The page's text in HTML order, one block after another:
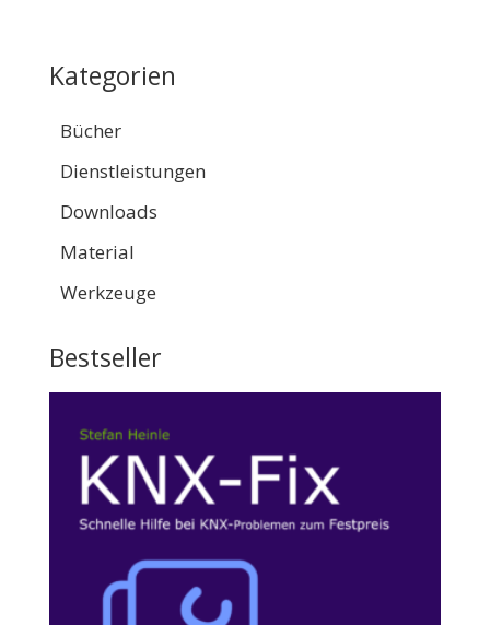
Kategorien
Bücher
Dienstleistungen
Downloads
Material
Werkzeuge
Bestseller